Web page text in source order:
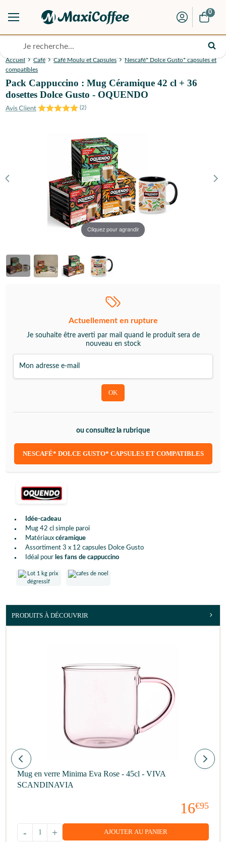
0
Accueil Café Café Moulu et Capsules
Nescafé* Dolce Gusto* capsules et
compatibles
Pack Cappuccino : Mug Céramique 42 cl + 36
dosettes Dolce Gusto - OQUENDO
(2)
Cliquez pour agrandir
Idée-cadeau
Mug 42 cl simple paroi
Matériaux céramique
Assortiment 3 x 12 capsules Dolce Gusto
Idéal pour les fans de cappuccino
Actuellement en rupture
Je souhaite être averti par mail quand le produit sera de
nouveau en stock
ou consultez la rubrique
NESCAFÉ* DOLCE GUSTO* CAPSULES ET COMPATIBLES
PRODUITS À DÉCOUVRIR
Mug en verre Minima Eva Rose - 45cl - VIVA
SCANDINAVIA
16€95
+
- AJOUTER AU PANIER